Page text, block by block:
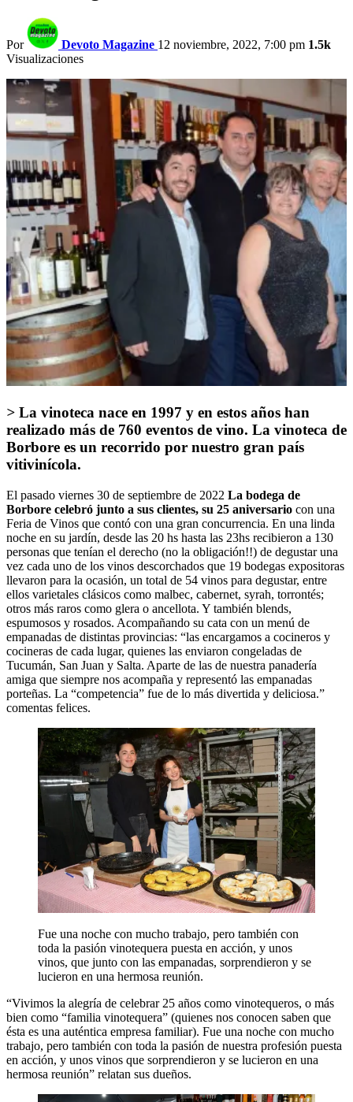
Por Devoto Magazine 12 noviembre, 2022, 7:00 pm 1.5k
Visualizaciones
> La vinoteca nace en 1997 y en estos años han
realizado más de 760 eventos de vino. La vinoteca de
Borbore es un recorrido por nuestro gran país
vitivinícola.
El pasado viernes 30 de septiembre de 2022 La bodega de
Borbore celebró junto a sus clientes, su 25 aniversario con una
Feria de Vinos que contó con una gran concurrencia. En una linda
noche en su jardín, desde las 20 hs hasta las 23hs recibieron a 130
personas que tenían el derecho (no la obligación!!) de degustar una
vez cada uno de los vinos descorchados que 19 bodegas expositoras
llevaron para la ocasión, un total de 54 vinos para degustar, entre
ellos varietales clásicos como malbec, cabernet, syrah, torrontés;
otros más raros como glera o ancellota. Y también blends,
espumosos y rosados. Acompañando su cata con un menú de
empanadas de distintas provincias: “las encargamos a cocineros y
cocineras de cada lugar, quienes las enviaron congeladas de
Tucumán, San Juan y Salta. Aparte de las de nuestra panadería
amiga que siempre nos acompaña y representó las empanadas
porteñas. La “competencia” fue de lo más divertida y deliciosa.”
comentas felices.
Fue una noche con mucho trabajo, pero también con
toda la pasión vinotequera puesta en acción, y unos
vinos, que junto con las empanadas, sorprendieron y se
lucieron en una hermosa reunión.
“Vivimos la alegría de celebrar 25 años como vinotequeros, o más
bien como “familia vinotequera” (quienes nos conocen saben que
ésta es una auténtica empresa familiar). Fue una noche con mucho
trabajo, pero también con toda la pasión de nuestra profesión puesta
en acción, y unos vinos que sorprendieron y se lucieron en una
hermosa reunión” relatan sus dueños.